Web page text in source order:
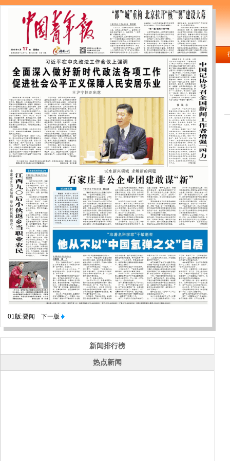
01版:要闻 下一版
新闻排行榜
热点新闻